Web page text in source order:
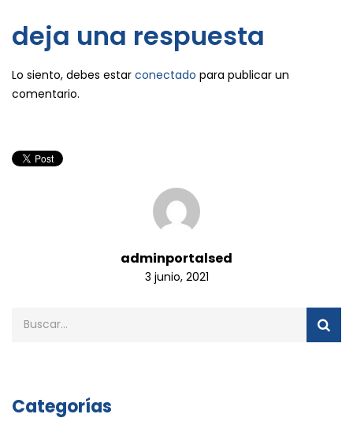
deja una respuesta
Lo siento, debes estar conectado para publicar un
comentario.
adminportalsed
3 junio, 2021
Categorías